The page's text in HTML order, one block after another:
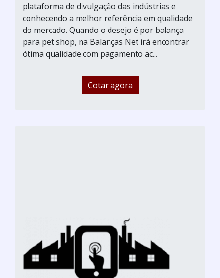
plataforma de divulgação das indústrias e
conhecendo a melhor referência em qualidade
do mercado. Quando o desejo é por balança
para pet shop, na Balanças Net irá encontrar
ótima qualidade com pagamento ac...
Cotar agora